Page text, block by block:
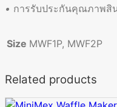
• การรับประกันคุณภาพสิ
Size MWF1P, MWF2P
Related products